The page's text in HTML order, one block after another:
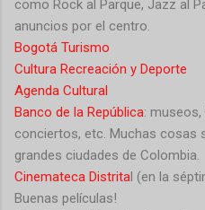
como Rock al Parque, Jazz al
anuncios por el centro.
Bogotá Turismo
Cultura Recreación y Deporte
Agenda Cultural
Banco de la República:
conciertos, etc. Muchas cosas
grandes ciudades de Colombia.
Cinemateca Distrital (en la
Buenas películas!